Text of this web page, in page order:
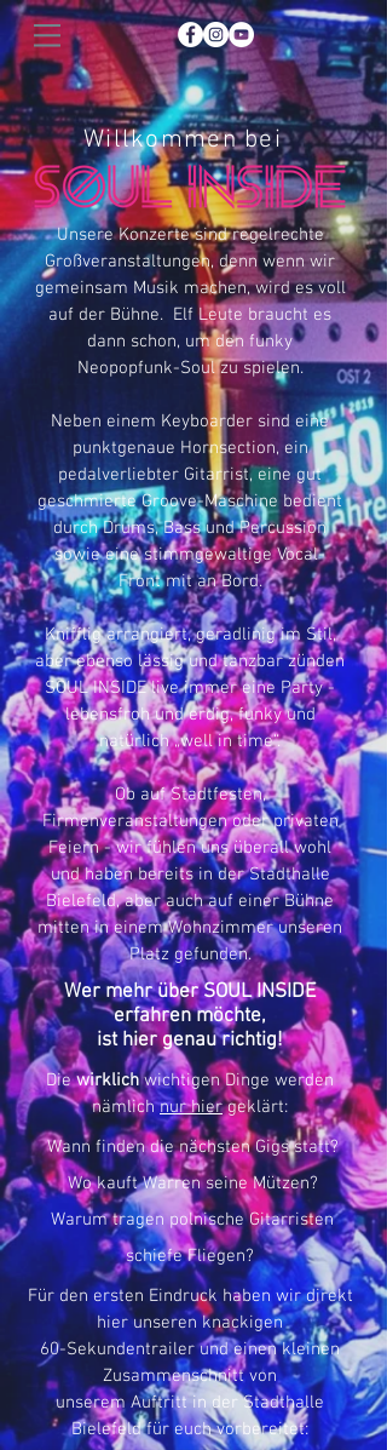
Willkommen bei
Unsere Konzerte sind regelrechte
Großveranstaltungen, denn wenn wir
gemeinsam Musik machen, wird es voll
auf der Bühne. Elf Leute braucht es
dann schon, um den funky
Neopopfunk-Soul zu spielen.
Neben einem Keyboarder sind eine
punktgenaue Hornsection, ein
pedalverliebter Gitarrist, eine gut
geschmierte Groove-Maschine bedient
durch Drums, Bass und Percussion
sowie eine stimmgewaltige Vocal-
Front mit an Bord.
Knifflig arrangiert, geradlinig im Stil,
aber ebenso lässig und tanzbar zünden
SOUL INSIDE live immer eine Party -
lebensfroh und erdig, funky und
natürlich „well in time“.
Ob auf Stadtfesten,
Firmenveranstaltungen oder privaten
Feiern - wir fühlen uns überall wohl
und haben bereits in der Stadthalle
Bielefeld, aber auch auf einer Bühne
mitten in einem Wohnzimmer unseren
Platz gefunden.
Wer mehr über SOUL INSIDE
erfahren möchte,
ist hier genau richtig!
Diewirklichwichtigen Dinge werden
nämlichnur hiergeklärt:
Wann finden die nächsten Gigs statt?
Wo kauft Warren seine Mützen?
Warum tragen polnische Gitarristen
schiefe Fliegen?
Für den ersten Eindruck haben wir direkt
hier unseren knackigen
60-Sekundentrailer und einen kleinen
Zusammenschnitt von
unserem Auftritt in der Stadthalle
Bielefeld für euch vorbereitet: